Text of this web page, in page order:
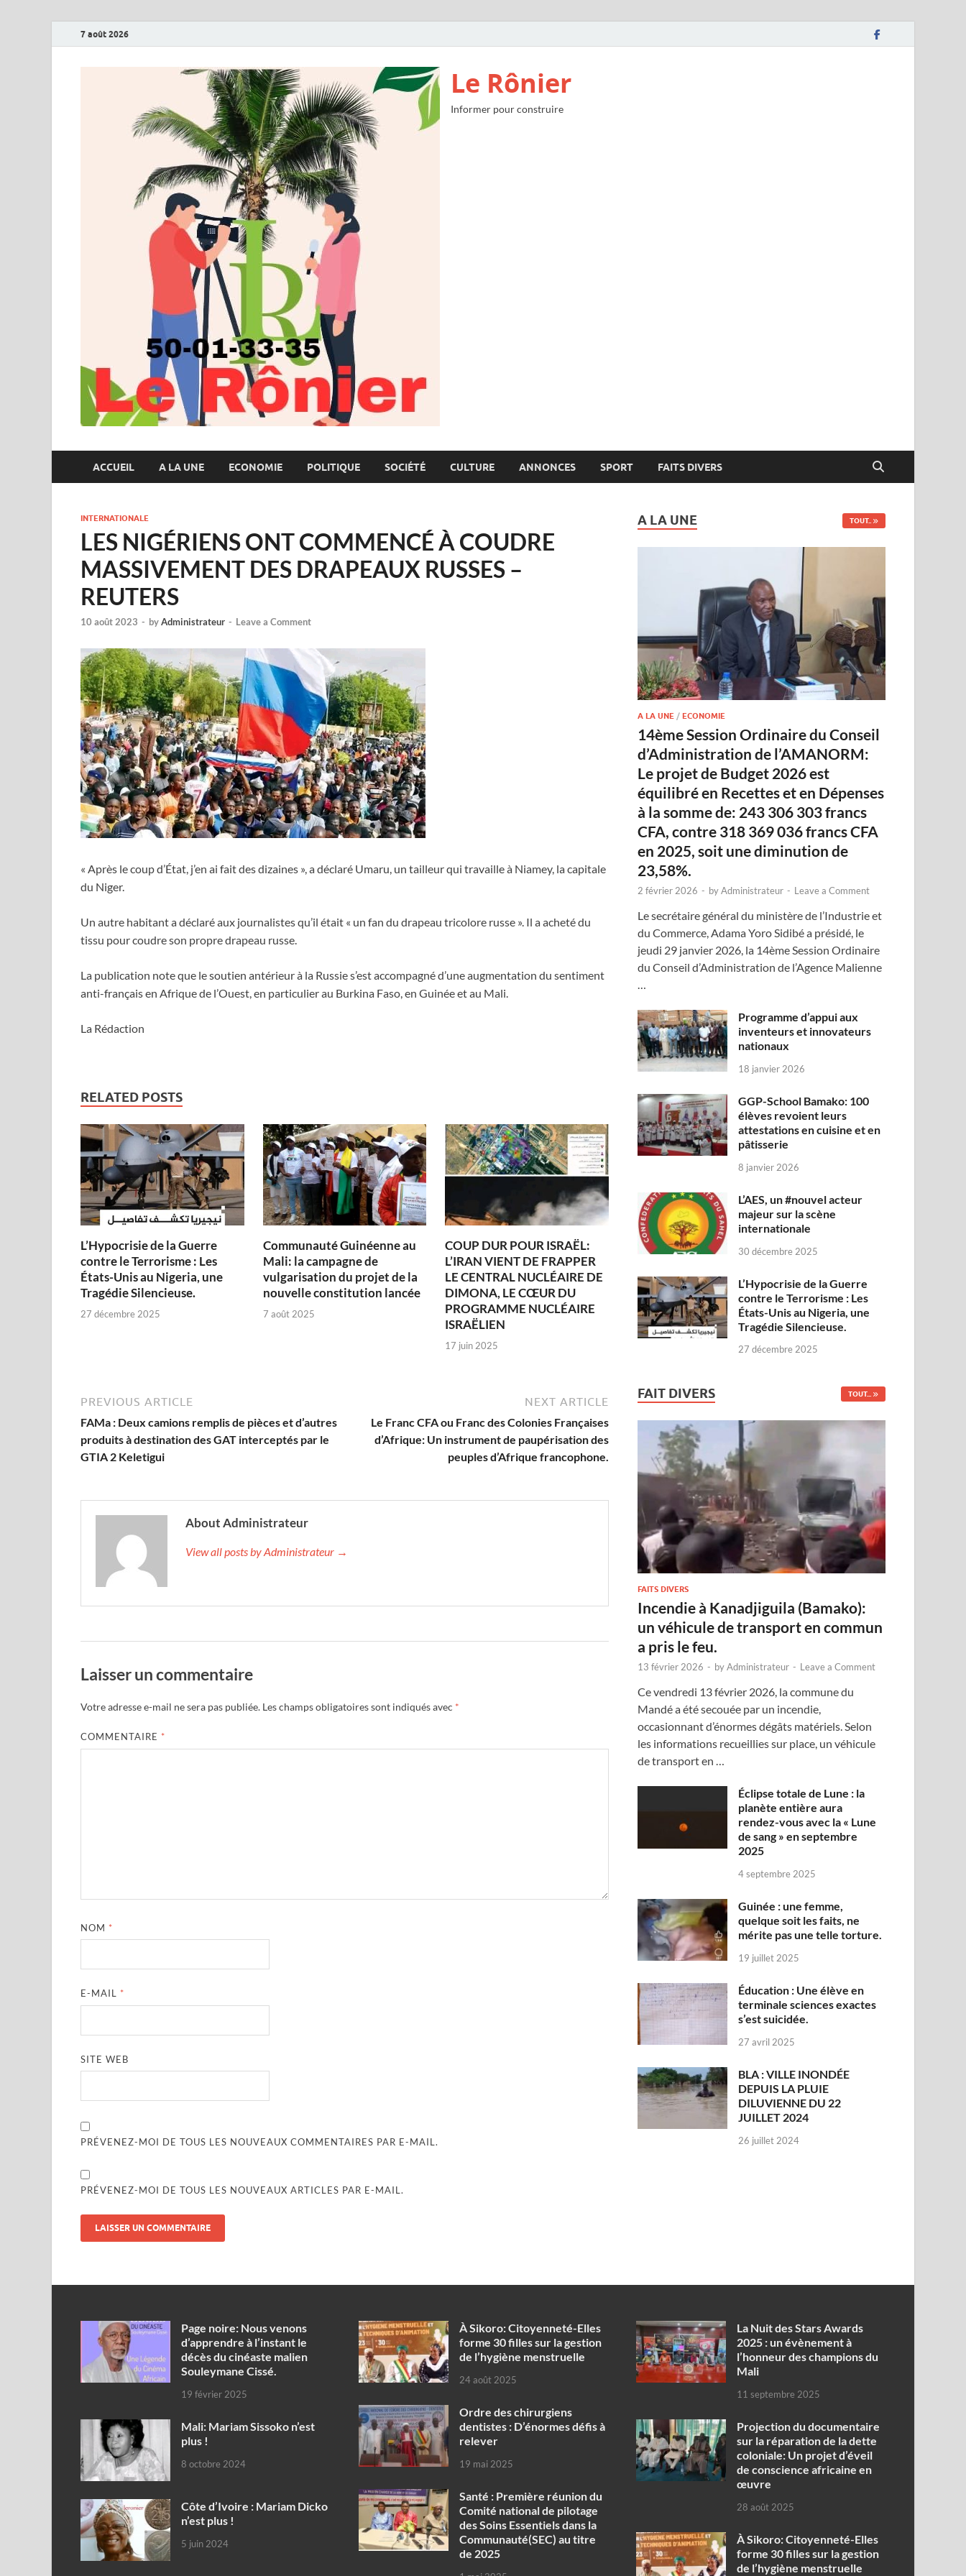
7 août 2026
Le Rônier
Informer pour construire
ACCUEIL A LA UNE ECONOMIE POLITIQUE SOCIÉTÉ CULTURE ANNONCES SPORT FAITS DIVERS
INTERNATIONALE
LES NIGÉRIENS ONT COMMENCÉ À COUDRE
MASSIVEMENT DES DRAPEAUX RUSSES –
REUTERS
10 août 2023 - byAdministrateur - Leave a Comment
« Après le coup d’État, j’en ai fait des dizaines », a déclaré Umaru, un tailleur qui travaille à Niamey, la capitale
du Niger.
Un autre habitant a déclaré aux journalistes qu’il était « un fan du drapeau tricolore russe ». Il a acheté du
tissu pour coudre son propre drapeau russe.
La publication note que le soutien antérieur à la Russie s’est accompagné d’une augmentation du sentiment
anti-français en Afrique de l’Ouest, en particulier au Burkina Faso, en Guinée et au Mali.
La Rédaction
RELATED POSTS
L’Hypocrisie de la Guerre
contre le Terrorisme : Les
États-Unis au Nigeria, une
Tragédie Silencieuse.
27 décembre 2025
Communauté Guinéenne au
Mali: la campagne de
vulgarisation du projet de la
nouvelle constitution lancée
7 août 2025
COUP DUR POUR ISRAËL:
L’IRAN VIENT DE FRAPPER
LE CENTRAL NUCLÉAIRE DE
DIMONA, LE CŒUR DU
PROGRAMME NUCLÉAIRE
ISRAËLIEN
17 juin 2025
PREVIOUS ARTICLE
FAMa : Deux camions remplis de pièces et d’autres
produits à destination des GAT interceptés par le
GTIA 2 Keletigui
NEXT ARTICLE
Le Franc CFA ou Franc des Colonies Françaises
d’Afrique: Un instrument de paupérisation des
peuples d’Afrique francophone.
About Administrateur
View all posts by Administrateur →
Laisser un commentaire
Votre adresse e-mail ne sera pas publiée. Les champs obligatoires sont indiqués avec *
COMMENTAIRE *
NOM *
E-MAIL *
SITE WEB
PRÉVENEZ-MOI DE TOUS LES NOUVEAUX COMMENTAIRES PAR E-MAIL.
PRÉVENEZ-MOI DE TOUS LES NOUVEAUX ARTICLES PAR E-MAIL.
A LA UNE TOUT..
A LA UNE /ECONOMIE
14ème Session Ordinaire du Conseil
d’Administration de l’AMANORM:
Le projet de Budget 2026 est
équilibré en Recettes et en Dépenses
à la somme de: 243 306 303 francs
CFA, contre 318 369 036 francs CFA
en 2025, soit une diminution de
23,58%.
2 février 2026 - byAdministrateur - Leave a Comment
Le secrétaire général du ministère de l’Industrie et
du Commerce, Adama Yoro Sidibé a présidé, le
jeudi 29 janvier 2026, la 14ème Session Ordinaire
du Conseil d’Administration de l’Agence Malienne
…
Programme d’appui aux
inventeurs et innovateurs
nationaux
18 janvier 2026
GGP-School Bamako: 100
élèves revoient leurs
attestations en cuisine et en
pâtisserie
8 janvier 2026
L’AES, un #nouvel acteur
majeur sur la scène
internationale
30 décembre 2025
L’Hypocrisie de la Guerre
contre le Terrorisme : Les
États-Unis au Nigeria, une
Tragédie Silencieuse.
27 décembre 2025
FAIT DIVERS TOUT...
FAITS DIVERS
Incendie à Kanadjiguila (Bamako):
un véhicule de transport en commun
a pris le feu.
13 février 2026 - byAdministrateur - Leave a Comment
Ce vendredi 13 février 2026, la commune du
Mandé a été secouée par un incendie,
occasionnant d’énormes dégâts matériels. Selon
les informations recueillies sur place, un véhicule
de transport en …
Éclipse totale de Lune : la
planète entière aura
rendez-vous avec la « Lune
de sang » en septembre
2025
4 septembre 2025
Guinée : une femme,
quelque soit les faits, ne
mérite pas une telle torture.
19 juillet 2025
Éducation : Une élève en
terminale sciences exactes
s’est suicidée.
27 avril 2025
BLA : VILLE INONDÉE
DEPUIS LA PLUIE
DILUVIENNE DU 22
JUILLET 2024
26 juillet 2024
Page noire: Nous venons
d’apprendre à l’instant le
décès du cinéaste malien
Souleymane Cissé.
19 février 2025
Mali: Mariam Sissoko n’est
plus !
8 octobre 2024
Côte d’Ivoire : Mariam Dicko
n’est plus !
5 juin 2024
À Sikoro: Citoyenneté-Elles
forme 30 filles sur la gestion
de l’hygiène menstruelle
24 août 2025
Ordre des chirurgiens
dentistes : D’énormes défis à
relever
19 mai 2025
Santé : Première réunion du
Comité national de pilotage
des Soins Essentiels dans la
Communauté(SEC) au titre
de 2025
‎La Nuit des Stars Awards
2025 : un évènement à
l’honneur des champions du
Mali
11 septembre 2025
Projection du documentaire
sur la réparation de la dette
coloniale: Un projet d’éveil
de conscience africaine en
œuvre‎
28 août 2025
À Sikoro: Citoyenneté-Elles
forme 30 filles sur la gestion
de l’hygiène menstruelle